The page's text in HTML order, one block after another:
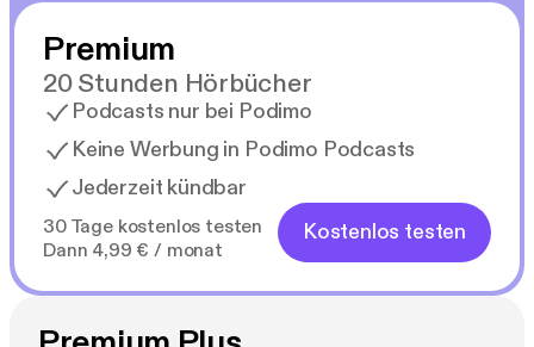
Premium
20 Stunden Hörbücher
Podcasts nur bei Podimo
Keine Werbung in Podimo Podcasts
Jederzeit kündbar
30 Tage kostenlos testen
Dann 4,99 € / monat
Kostenlos testen